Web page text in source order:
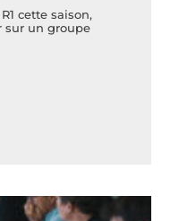
cette saison,
sur un groupe